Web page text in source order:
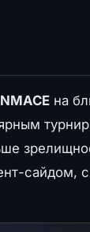
на
сайдом,